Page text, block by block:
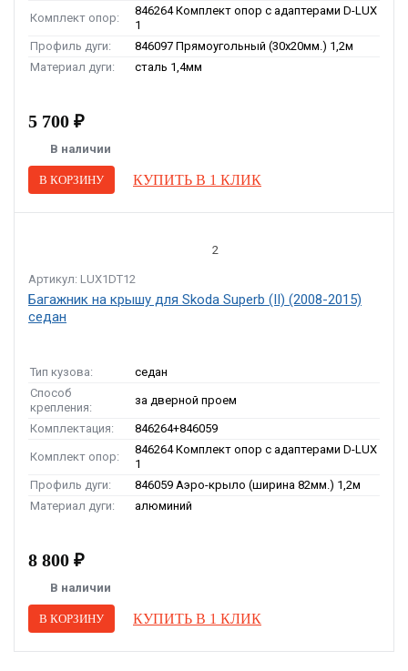
Комплект опор:
846264 Комплект опор с адаптерами D-LUX
1
Профиль дуги:
846097 Прямоугольный (30x20мм.) 1,2м
Материал дуги:
сталь 1,4мм
5 700 ₽
В наличии
В КОРЗИНУ КУПИТЬ В 1 КЛИК
2
Артикул: LUX1DT12
Багажник на крышу для Skoda Superb (II) (2008-2015)
седан
Тип кузова:
седан
Способ
крепления:
за дверной проем
Комплектация: 846264+846059
Комплект опор:
846264 Комплект опор с адаптерами D-LUX
1
Профиль дуги:
846059 Аэро-крыло (ширина 82мм.) 1,2м
Материал дуги:
алюминий
8 800 ₽
В наличии
В КОРЗИНУ КУПИТЬ В 1 КЛИК